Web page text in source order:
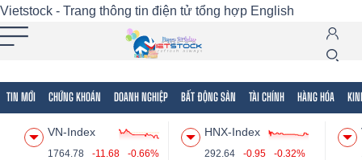
Vietstock - Trang thông tin điện tử tổng hợp English
TIN MỚI CHỨNG KHOÁN DOANH NGHIỆP BẤT ĐỘNG SẢN TÀI CHÍNH HÀNG HÓA
VN-Index
1764.78 -11.68 -0.66%
HNX-Index
292.64 -0.95 -0.32%
Tất cả Tính năng Ngành Mã chứng khoán
Tính